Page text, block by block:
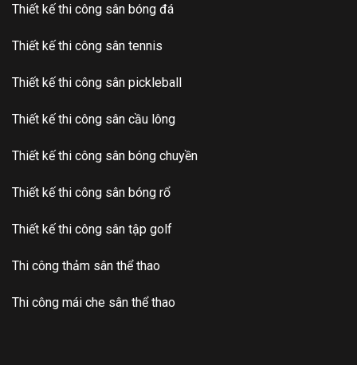
Thiết kế thi công sân bóng đá
Thiết kế thi công sân tennis
Thiết kế thi công sân pickleball
Thiết kế thi công sân cầu lông
Thiết kế thi công sân bóng chuyền
Thiết kế thi công sân bóng rổ
Thiết kế thi công sân tập golf
Thi công thảm sân thể thao
Thi công mái che sân thể thao